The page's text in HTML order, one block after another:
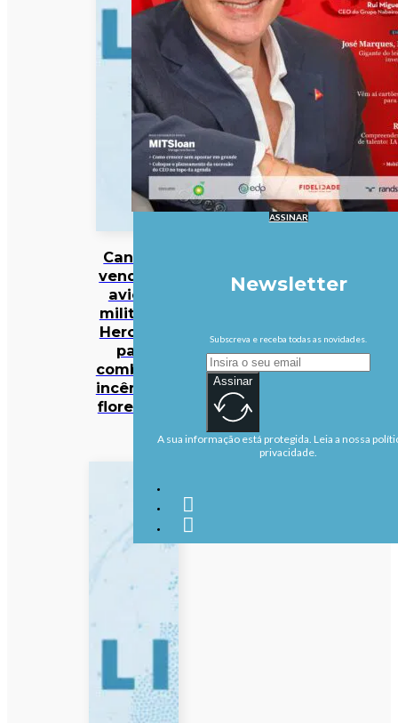
Canadá
vende 10
aviões
militares
Hercules
para
combater
incêndios
florestais
ASSINAR
Newsletter
Subscreva e receba todas as novidades.
Assinar
A sua informação está protegida. Leia a nossa
privacidade.